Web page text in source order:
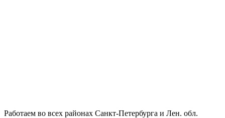
Работаем во всех районах Санкт-Петербурга и Лен. обл.